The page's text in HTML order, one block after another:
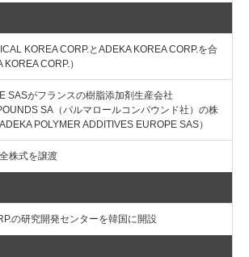
KOREA CORP.とADEKA KOREA CORP.を合
CORP.）
SASがフランスの樹脂添加剤生産会社
SA（パルマロールコンパウンド社）の株
POLYMER ADDITIVES EUROPE SAS）
株式を譲渡
の研究開発センターを韓国に開設